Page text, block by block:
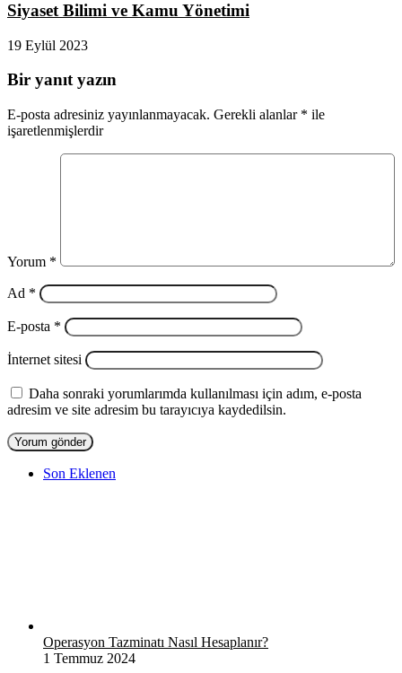
Siyaset Bilimi ve Kamu Yönetimi
19 Eylül 2023
Bir yanıt yazın
E-posta adresiniz yayınlanmayacak. Gerekli alanlar * ile
işaretlenmişlerdir
Yorum *
Ad *
E-posta *
İnternet sitesi
Daha sonraki yorumlarımda kullanılması için adım, e-posta
adresim ve site adresim bu tarayıcıya kaydedilsin.
Son Eklenen
Operasyon Tazminatı Nasıl Hesaplanır?
1 Temmuz 2024